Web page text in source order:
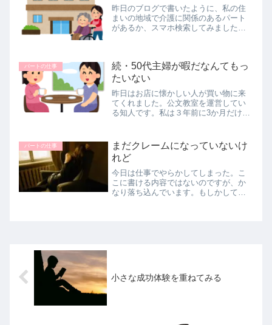
昨日のブログで書いたように、私の住
まいの地域で介護に関係のあるパート
があるか、スマホ検索してみました
ホームでもいいんじゃない？と言って
まし...
パートの仕事
続・50代主婦が暇だなんてもっ
たいない
昨日はお店に懐かしい人が買い物に来
てくれました。公文教室を運営してい
る知人です。私は３年前に3か月だけこ
掛け持ちし出したと同時位に実家の母
が脳梗塞になり、結局公文は３か月で...
パートの仕事
まだクレームになっていないけ
れど
今日は仕事でやらかしてしまった。こ
こに書ける内容ではないのですが、か
なり落ち込んでいます。もしかして明
小さな成功体験を重ねてみる